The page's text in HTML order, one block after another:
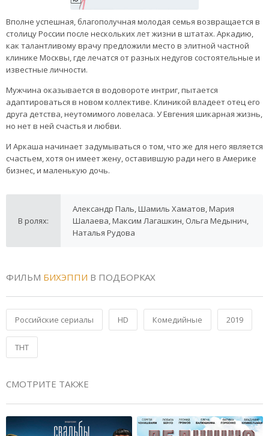
Вполне успешная, благополучная молодая семья возвращается в
столицу России после нескольких лет жизни в штатах. Аркадию,
как талантливому врачу предложили место в элитной частной
клинике Москвы, где лечатся от разных недугов состоятельные и
известные личности.
Мужчина оказывается в водовороте интриг, пытается
адаптироваться в новом коллективе. Клиникой владеет отец его
друга детства, неутомимого ловеласа. У Евгения шикарная жизнь,
но нет в ней счастья и любви.
И Аркаша начинает задумываться о том, что же для него является
счастьем, хотя он имеет жену, оставившую ради него в Америке
бизнес, и маленькую дочь.
В ролях:
Александр Паль, Шамиль Хаматов, Мария
Шалаева, Максим Лагашкин, Ольга Медынич,
Наталья Рудова
ФИЛЬМ БИХЭППИ В ПОДБОРКАХ
Российские сериалы HD Комедийные 2019
ТНТ
СМОТРИТЕ ТАКЖЕ